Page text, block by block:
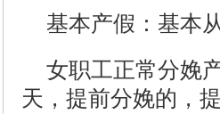
基本产假：基本
女职工正常分娩
天，提前分娩的，